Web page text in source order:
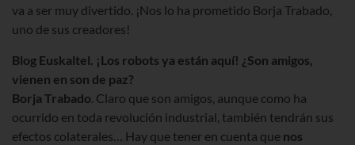
va a ser muy divertido. ¡Nos lo ha prometido Borja Trabado,
uno de sus creadores!
Blog Euskaltel. ¡Los robots ya están aquí! ¿Son amigos,
vienen en son de paz?
Borja Trabado. Claro que son amigos, aunque como ha
ocurrido en toda revolución industrial, también tendrán sus
efectos colaterales… Hay que tener en cuenta que nos